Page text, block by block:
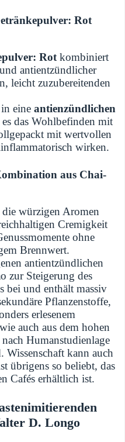
Rot
Rot kombiniert
antientzündlicher
leicht zuzubereitenden
in eineantienzündlichen
das Wohlbefinden mit
mit wertvollen
wirken.
aus Chai-
würzigen Aromen
Cremigkeit
ohne
Brennwert.
antientzündlichen
zur Steigerung des
bei und enthält massiv
Pflanzenstoffe,
erlesenem
auch aus dem hohen
Humanstudienlage
Wissenschaft kann auch
übrigens so beliebt, das
Cafés erhältlich ist.
D. Longo